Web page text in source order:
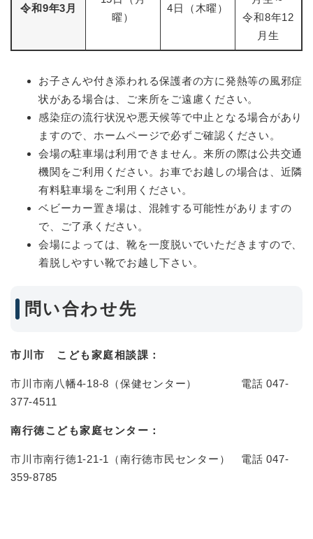
令和9年3月
曜）
4日（木曜）
令和8年12
月生
お子さんや付き添われる保護者の方に発熱等の風邪症
状がある場合は、ご来所をご遠慮ください。
感染症の流行状況や悪天候等で中止となる場合があり
ますので、ホームページで必ずご確認ください。
会場の駐車場は利用できません。来所の際は公共交通
機関をご利用ください。お車でお越しの場合は、近隣
有料駐車場をご利用ください。
ベビーカー置き場は、混雑する可能性がありますの
で、ご了承ください。
会場によっては、靴を一度脱いでいただきますので、
着脱しやすい靴でお越し下さい。
問い合わせ先
市川市 こども家庭相談課：
市川市南八幡4-18-8（保健センター） 電話 047-
377-4511​
南行徳こども家庭センター：
市川市南行徳1-21-1（南行徳市民センター） 電話 047-
359-8785​